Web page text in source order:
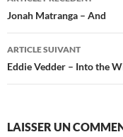
des
articles
Jonah Matranga – And
ARTICLE SUIVANT
Eddie Vedder – Into the
LAISSER UN